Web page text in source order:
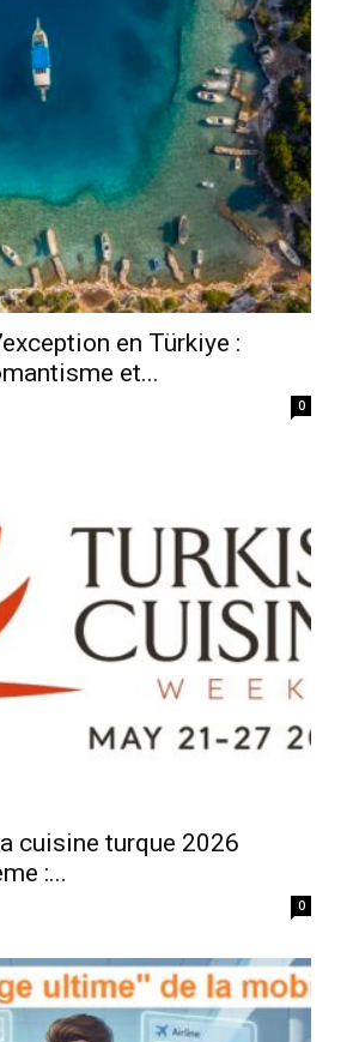
en Türkiye :
et...
0
cuisine turque 2026
:...
0